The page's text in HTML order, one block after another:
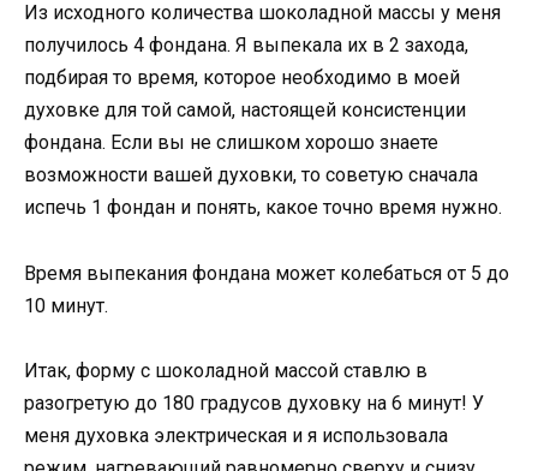
Из исходного количества шоколадной массы у меня
получилось 4 фондана. Я выпекала их в 2 захода,
подбирая то время, которое необходимо в моей
духовке для той самой, настоящей консистенции
фондана. Если вы не слишком хорошо знаете
возможности вашей духовки, то советую сначала
испечь 1 фондан и понять, какое точно время нужно.
Время выпекания фондана может колебаться от 5 до
10 минут.
Итак, форму с шоколадной массой ставлю в
разогретую до 180 градусов духовку на 6 минут! У
меня духовка электрическая и я использовала